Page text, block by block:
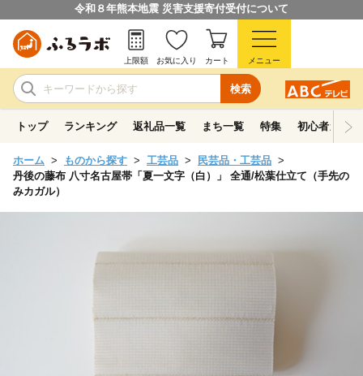
令和８年熊本地震 災害支援寄付受付について
検索
上限額 お気に入り カート メニュー
トップ ランキング 返礼品一覧 まち一覧 特集 初心者ガイド
ホーム ものから探す 工芸品
民芸品・工芸品
丹後の藤布 八寸名古屋帯「夏一文字（白）」 全通/松葉仕立て（手先の
みカガル）